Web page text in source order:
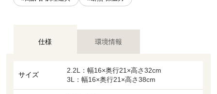
仕様 環境情報
サイズ
2.2L：幅16×奥行21×高さ32cm
3L：幅16×奥行21×高さ38cm